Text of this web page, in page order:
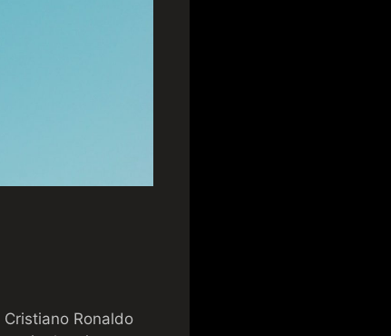
Ronaldo